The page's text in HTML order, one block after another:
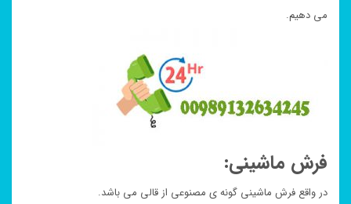
می دهیم.
فرش ماشینی:
در واقع فرش ماشینی گونه ی مصنوعی از قالی می باشد.